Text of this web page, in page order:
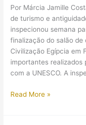
Por Márcia Jamille
de turismo e
inspecionou semana
finalização do salão de
Civilização Egípcia em
importantes realizados
com a UNESCO. A
Novidades
Read More »